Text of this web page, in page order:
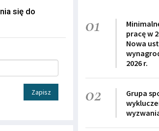
się do
Zapisz
01
pracę w
Nowa
2026 r.
02
Grupa